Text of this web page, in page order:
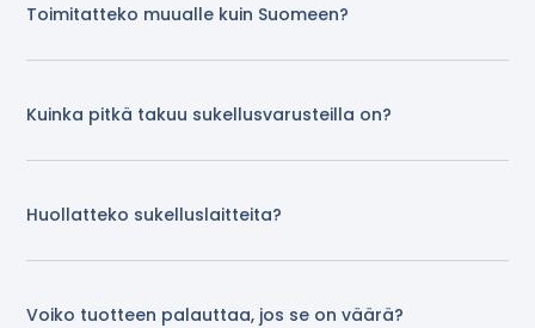
Toimitatteko muualle kuin Suomeen?
Kuinka pitkä takuu sukellusvarusteilla on?
Huollatteko sukelluslaitteita?
Voiko tuotteen palauttaa, jos se on väärä?